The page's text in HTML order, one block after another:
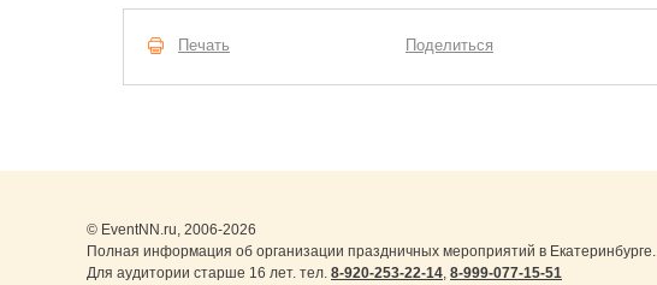
Печать Поделиться
© EventNN.ru, 2006-2026
Полная информация об организации праздничных мероприятий в Екатеринбурге.
Для аудитории старше 16 лет. тел. 8-920-253-22-14, 8-999-077-15-51